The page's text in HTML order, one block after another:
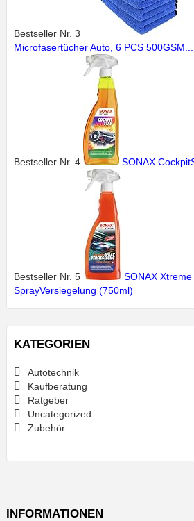
Bestseller Nr. 3
Microfasertücher Auto, 6 PCS 500GSM...
Bestseller Nr. 4 SONAX
Bestseller Nr. 5
SONAX
SprayVersiegelung (750ml)
KATEGORIEN
Autotechnik
Kaufberatung
Ratgeber
Uncategorized
Zubehör
INFORMATIONEN